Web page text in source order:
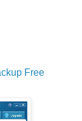
Free